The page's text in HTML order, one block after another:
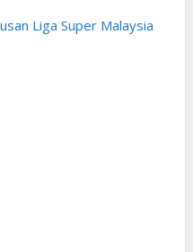
Liga Super Malaysia